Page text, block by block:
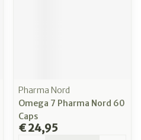
Pharma Nord
Omega 7 Pharma Nord 60
Caps
€ 24,95